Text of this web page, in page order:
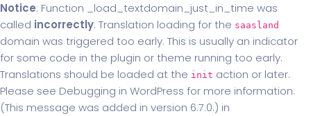
Notice: Function _load_textdomain_just_in_time was
called incorrectly. Translation loading for the saasland
domain was triggered too early. This is usually an indicator
for some code in the plugin or theme running too early.
Translations should be loaded at the init action or later.
Please see Debugging in WordPress for more information.
(This message was added in version 6.7.0.) in